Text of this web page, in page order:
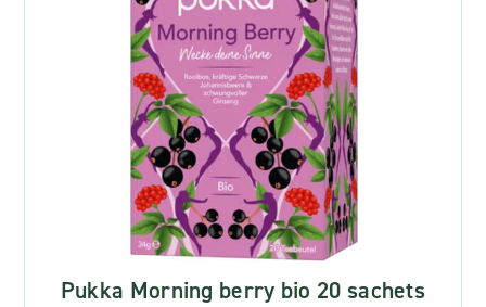
Pukka Morning berry bio 20 sachets